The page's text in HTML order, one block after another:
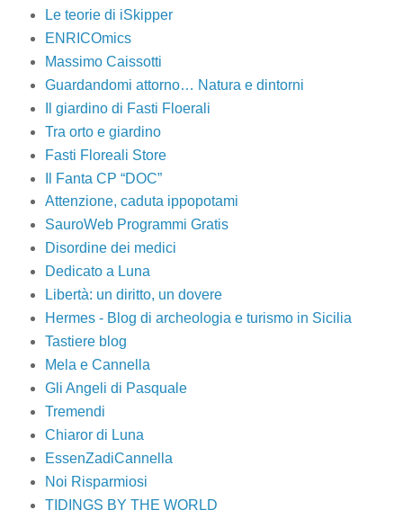
Le teorie di iSkipper
ENRICOmics
Massimo Caissotti
Guardandomi attorno… Natura e dintorni
Il giardino di Fasti Floerali
Tra orto e giardino
Fasti Floreali Store
Il Fanta CP “DOC”
Attenzione, caduta ippopotami
SauroWeb Programmi Gratis
Disordine dei medici
Dedicato a Luna
Libertà: un diritto, un dovere
Hermes - Blog di archeologia e turismo in Sicilia
Tastiere blog
Mela e Cannella
Gli Angeli di Pasquale
Tremendi
Chiaror di Luna
EssenZadiCannella
Noi Risparmiosi
TIDINGS BY THE WORLD